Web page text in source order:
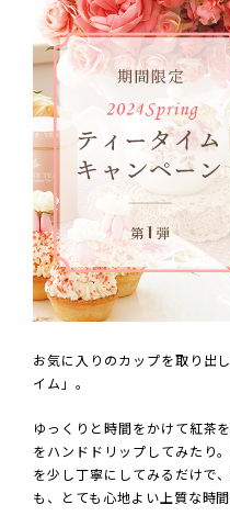
お気に入りのカップを取り出
イム」。
ゆっくりと時間をかけて紅茶
をハンドドリップしてみたり
を少し丁寧にしてみるだけで
も、とても心地よい上質な時